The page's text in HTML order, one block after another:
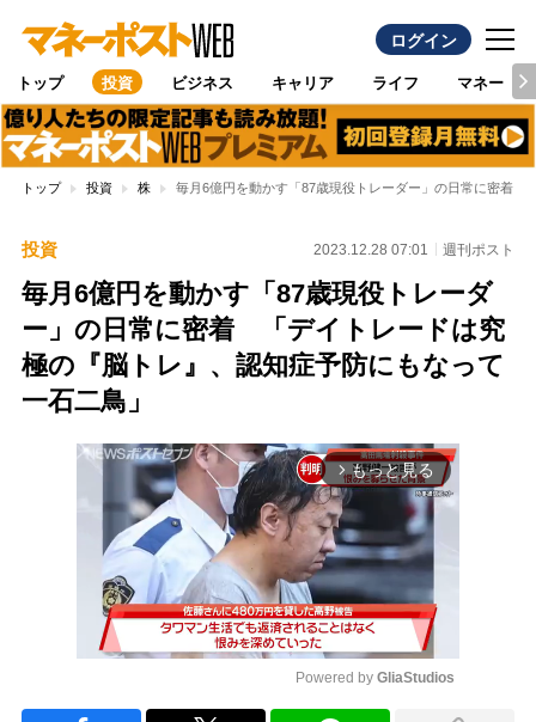
ログイン
トップ 投資 ビジネス キャリア ライフ マネー
トップ 投資 株 毎月6億円を動かす「87歳現役トレーダー」の日常に密着
投資 2023.12.28 07:01 週刊ポスト
毎月6億円を動かす「87歳現役トレーダ
ー」の日常に密着 「デイトレードは究
極の『脳トレ』、認知症予防にもなって
一石二鳥」
arrow_forward_ios もっと見る
Powered by GliaStudios